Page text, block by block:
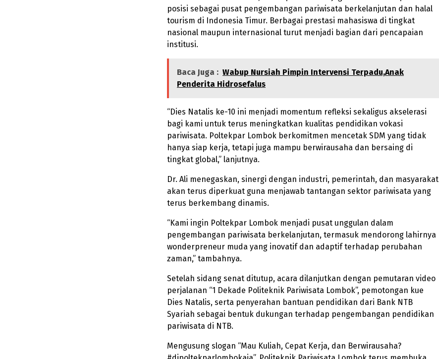
posisi sebagai pusat pengembangan pariwisata berkelanjutan dan halal
tourism di Indonesia Timur. Berbagai prestasi mahasiswa di tingkat
nasional maupun internasional turut menjadi bagian dari pencapaian
institusi.
Baca Juga : Wabup Nursiah Pimpin Intervensi Terpadu,Anak
Penderita Hidrosefalus
“Dies Natalis ke-10 ini menjadi momentum refleksi sekaligus akselerasi
bagi kami untuk terus meningkatkan kualitas pendidikan vokasi
pariwisata. Poltekpar Lombok berkomitmen mencetak SDM yang tidak
hanya siap kerja, tetapi juga mampu berwirausaha dan bersaing di
tingkat global,” lanjutnya.
Dr. Ali menegaskan, sinergi dengan industri, pemerintah, dan masyarakat
akan terus diperkuat guna menjawab tantangan sektor pariwisata yang
terus berkembang dinamis.
“Kami ingin Poltekpar Lombok menjadi pusat unggulan dalam
pengembangan pariwisata berkelanjutan, termasuk mendorong lahirnya
wonderpreneur muda yang inovatif dan adaptif terhadap perubahan
zaman,” tambahnya.
Setelah sidang senat ditutup, acara dilanjutkan dengan pemutaran video
perjalanan “1 Dekade Politeknik Pariwisata Lombok”, pemotongan kue
Dies Natalis, serta penyerahan bantuan pendidikan dari Bank NTB
Syariah sebagai bentuk dukungan terhadap pengembangan pendidikan
pariwisata di NTB.
Mengusung slogan “Mau Kuliah, Cepat Kerja, dan Berwirausaha?